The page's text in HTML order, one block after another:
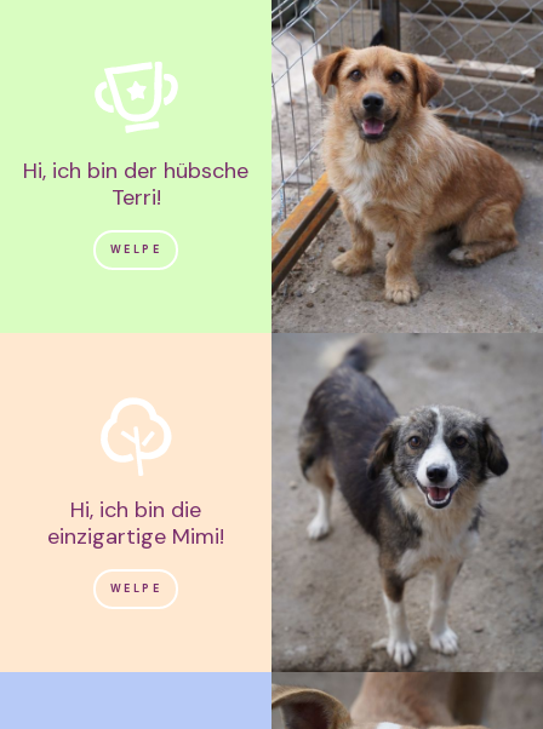
Hi, ich bin der hübsche
Terri!
WELPE
Hi, ich bin die
einzigartige Mimi!
WELPE